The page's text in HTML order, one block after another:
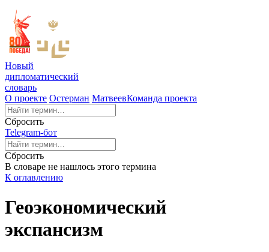
Новый
дипломатический
словарь
О проекте Остерман МатвеевКоманда проекта
Сбросить
Telegram-бот
Сбросить
В словаре не нашлось этого термина
К оглавлению
Геоэкономический
экспансизм